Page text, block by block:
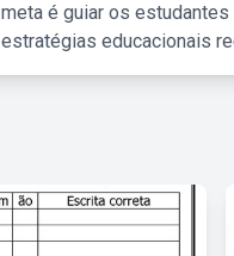
meta é guiar os
estratégias educacionais